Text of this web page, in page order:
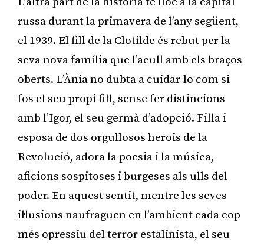
russa durant la primavera de l’any següent,
el 1939. El fill de la Clotilde és rebut per la
seva nova família que l’acull amb els braços
oberts. L’Ània no dubta a cuidar-lo com si
fos el seu propi fill, sense fer distincions
amb l’Igor, el seu germà d’adopció. Filla i
esposa de dos orgullosos herois de la
Revolució, adora la poesia i la música,
aficions sospitoses i burgeses als ulls del
poder. En aquest sentit, mentre les seves
il·lusions naufraguen en l’ambient cada cop
més opressiu del terror estalinista, el seu